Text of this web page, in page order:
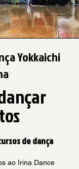
Yokkaichi
de dança
ao Irina Dance